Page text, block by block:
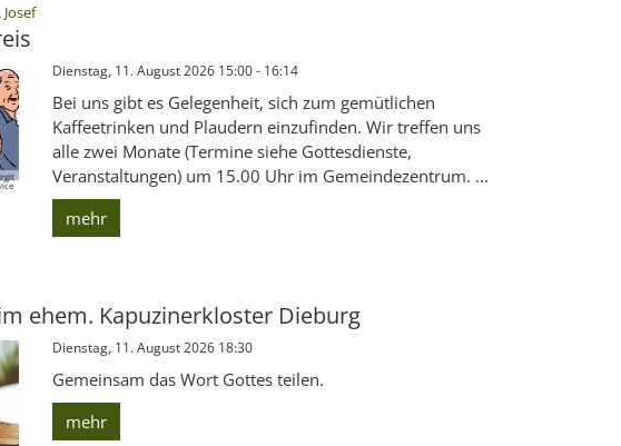
:
Dienstag, 11. August 2026 15:00 - 16:14
Bei uns gibt es Gelegenheit, sich zum gemütlichen
Kaffeetrinken und Plaudern einzufinden. Wir treffen uns
alle zwei Monate (Termine siehe Gottesdienste,
Veranstaltungen) um 15.00 Uhr im Gemeindezentrum. ...
mehr
ehem. Kapuzinerkloster Dieburg
Dienstag, 11. August 2026 18:30
Gemeinsam das Wort Gottes teilen.
mehr